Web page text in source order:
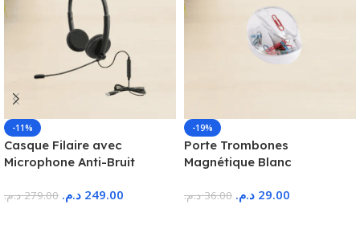
-11%
Casque Filaire avec
Microphone Anti-Bruit
279.00 د.م. 249.00 د.م.
-19%
Porte Trombones
Magnétique Blanc
36.00 د.م. 29.00 د.م.